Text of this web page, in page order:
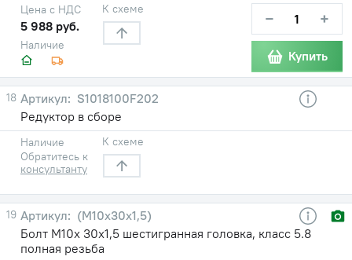
Наличие
Цена с НДС
5 988 руб.
К схеме − +
Купить
18
S1018100F202
Редуктор в сборе
Наличие
Обратитесь к
консультанту
К схеме
19
(М10х30х1,5)
Болт М10х 30х1,5 шестигранная головка, класс 5.8
полная резьба